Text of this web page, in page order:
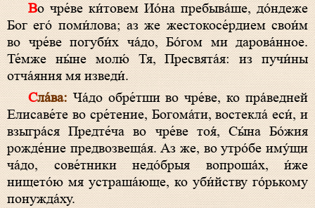
Во чре́ве ки́товем Ио́на пребыва́ше, до́ндеже
Бог его́ поми́лова; аз же жестокосе́рдием свои́м
во чре́ве погуби́х ча́до, Бо́гом ми дарова́нное.
Те́мже ны́не молю́ Тя, Пресвята́я: из пучи́ны
отча́яния мя изведи́.
Сла́ва:Ча́до обре́тши во чре́ве, ко пра́ведней
Елисаве́те во сре́тение, Богома́ти, востекла́ еси́, и
взыгра́ся Предте́ча во чре́ве тоя́, Сы́на Бо́жия
рожде́ние предвозвеща́я. Аз же, во утро́бе иму́щи
ча́до, сове́тники недо́брыя вопроша́х, и́же
нището́ю мя устраша́юще, ко уби́йству го́рькому
понужда́ху.